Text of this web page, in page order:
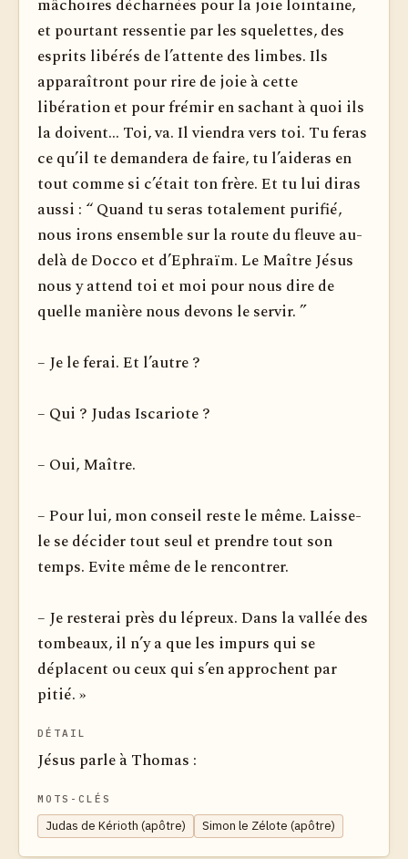
mâchoires décharnées pour la joie lointaine,
et pourtant ressentie par les squelettes, des
esprits libérés de l’attente des limbes. Ils
apparaîtront pour rire de joie à cette
libération et pour frémir en sachant à quoi ils
la doivent... Toi, va. Il viendra vers toi. Tu feras
ce qu’il te demandera de faire, tu l’aideras en
tout comme si c’était ton frère. Et tu lui diras
aussi : “ Quand tu seras totalement purifié,
nous irons ensemble sur la route du fleuve au-
delà de Docco et d’Ephraïm. Le Maître Jésus
nous y attend toi et moi pour nous dire de
quelle manière nous devons le servir. ”
– Je le ferai. Et l’autre ?
– Qui ? Judas Iscariote ?
– Oui, Maître.
– Pour lui, mon conseil reste le même. Laisse-
le se décider tout seul et prendre tout son
temps. Evite même de le rencontrer.
– Je resterai près du lépreux. Dans la vallée des
tombeaux, il n’y a que les impurs qui se
déplacent ou ceux qui s’en approchent par
pitié. »
DÉTAIL
Jésus parle à Thomas :
MOTS-CLÉS
Judas de Kérioth (apôtre) Simon le Zélote (apôtre)